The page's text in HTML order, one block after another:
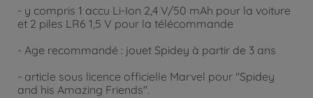
- y compris 1 accu Li-Ion 2,4 V/50 mAh pour la voiture
et 2 piles LR6 1,5 V pour la télécommande
- Age recommandé : jouet Spidey à partir de 3 ans
- article sous licence officielle Marvel pour "Spidey
and his Amazing Friends".